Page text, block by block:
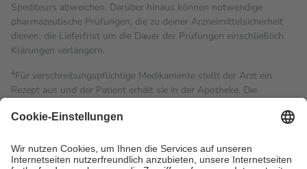
Spediteurs abweichen. Darüber hinaus können notwendige
pharmazeutische Prüfungen, die zu deiner Arzneimittelsicherheit
dienen, die Lieferfrist um die Dauer der Prüfungen einschließlich
Klärungen verlängern.
4Für verschreibungspflichtige Medikamente stellt der Arzt ein
Rezept aus und der Patient erhält sie in der Apotheke. Die
Kosten dafür, der Versicherte trägt einen Teil davon als Zuzahlung
Grundsätzlich leisten Mitglieder Zuzahlungen in Höhe von zehn
Prozent des Abgabepreises,mindestensjedochfünf Euround